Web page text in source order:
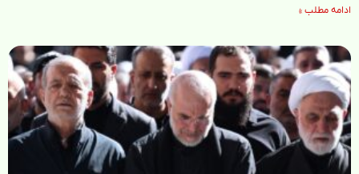
ادامه مطلب »